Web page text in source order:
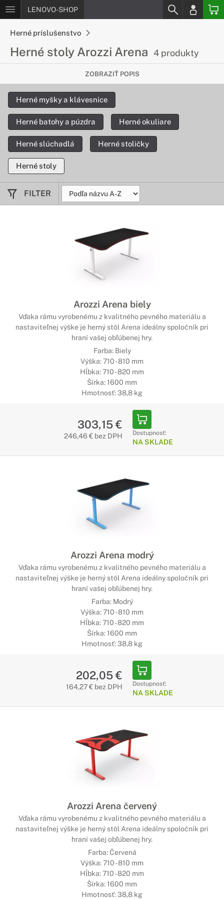
LENOVO-SHOP
Herné príslušenstvo
Herné stoly Arozzi Arena 4 produkty
Maximálny komfort pri hraní
Herný stôl Arozzi Arena s novým dizajnom maximalizuje
komfort pri hraní. Vďaka dĺžke 160 cm na stôl bez problémov
dostatok priestoru pre vašu myš, klávesnicu a ďalšie
príslušenstvo.
ZOBRAZIŤ POPIS
Herné myšky a klávesnice
Herné batohy a púzdra Herné okuliare
Herné slúchadlá Herné stoličky
Herné stoly
FILTER
Arozzi Arena biely
Vďaka rámu vyrobenému z kvalitného pevného materiálu a
nastaviteľnej výške je herný stôl Arena ideálny spoločník pri
hraní vašej obľúbenej hry.
Farba: Biely
Výška: 710 - 810 mm
Hĺbka: 710 - 820 mm
Šírka: 1600 mm
Hmotnosť: 38,8 kg
303,15 €
246,46 € bez DPH Dostupnosť:
NA SKLADE
Arozzi Arena modrý
Vďaka rámu vyrobenému z kvalitného pevného materiálu a
nastaviteľnej výške je herný stôl Arena ideálny spoločník pri
hraní vašej obľúbenej hry.
Farba: Modrý
Výška: 710 - 810 mm
Hĺbka: 710 - 820 mm
Šírka: 1600 mm
Hmotnosť: 38,8 kg
202,05 €
164,27 € bez DPH Dostupnosť:
NA SKLADE
Arozzi Arena červený
Vďaka rámu vyrobenému z kvalitného pevného materiálu a
nastaviteľnej výške je herný stôl Arena ideálny spoločník pri
hraní vašej obľúbenej hry.
Farba: Červená
Výška: 710 - 810 mm
Hĺbka: 710 - 820 mm
Šírka: 1600 mm
Hmotnosť: 38,8 kg